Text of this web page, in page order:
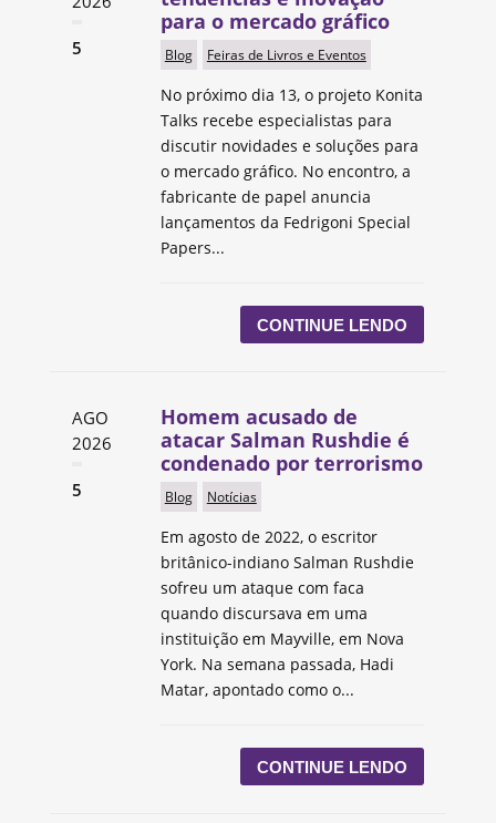
5
para o mercado gráfico
Blog Feiras de Livros e Eventos
No próximo dia 13, o projeto Konita
Talks recebe especialistas para
discutir novidades e soluções para
o mercado gráfico. No encontro, a
fabricante de papel anuncia
lançamentos da Fedrigoni Special
Papers...
CONTINUE LENDO
AGO
2026
5
Homem acusado de
atacar Salman Rushdie é
condenado por terrorismo
Blog Notícias
Em agosto de 2022, o escritor
britânico-indiano Salman Rushdie
sofreu um ataque com faca
quando discursava em uma
instituição em Mayville, em Nova
York. Na semana passada, Hadi
Matar, apontado como o...
CONTINUE LENDO